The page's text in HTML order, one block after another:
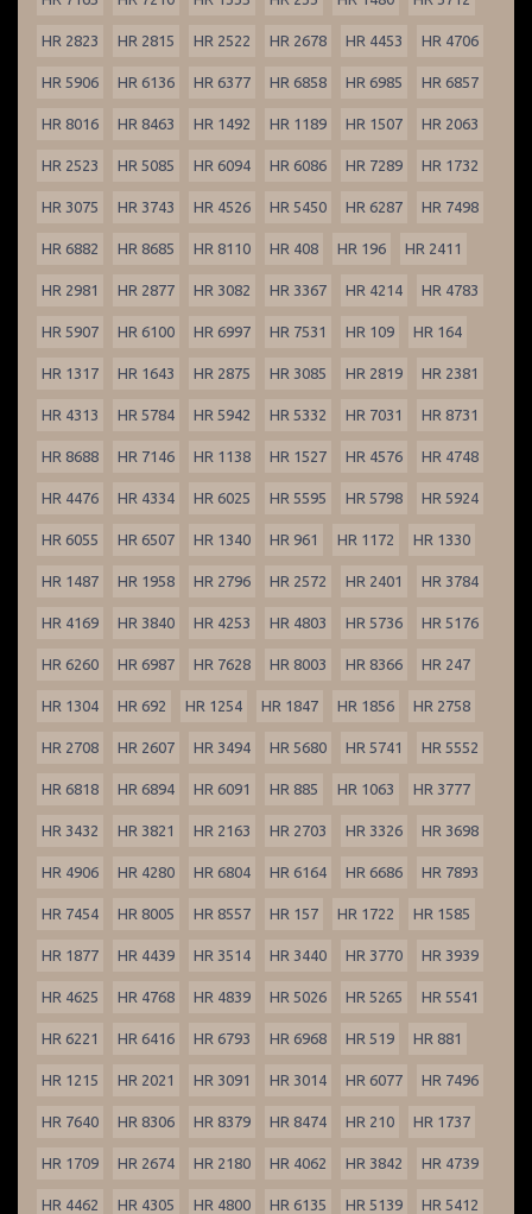
HR 2823 HR 2815 HR 2522 HR 2678 HR 4453 HR 4706
HR 5906 HR 6136 HR 6377 HR 6858 HR 6985 HR 6857
HR 8016 HR 8463 HR 1492 HR 1189 HR 1507 HR 2063
HR 2523 HR 5085 HR 6094 HR 6086 HR 7289 HR 1732
HR 3075 HR 3743 HR 4526 HR 5450 HR 6287 HR 7498
HR 6882 HR 8685 HR 8110 HR 408 HR 196 HR 2411
HR 2981 HR 2877 HR 3082 HR 3367 HR 4214 HR 4783
HR 5907 HR 6100 HR 6997 HR 7531 HR 109 HR 164
HR 1317 HR 1643 HR 2875 HR 3085 HR 2819 HR 2381
HR 4313 HR 5784 HR 5942 HR 5332 HR 7031 HR 8731
HR 8688 HR 7146 HR 1138 HR 1527 HR 4576 HR 4748
HR 4476 HR 4334 HR 6025 HR 5595 HR 5798 HR 5924
HR 6055 HR 6507 HR 1340 HR 961 HR 1172 HR 1330
HR 1487 HR 1958 HR 2796 HR 2572 HR 2401 HR 3784
HR 4169 HR 3840 HR 4253 HR 4803 HR 5736 HR 5176
HR 6260 HR 6987 HR 7628 HR 8003 HR 8366 HR 247
HR 1304 HR 692 HR 1254 HR 1847 HR 1856 HR 2758
HR 2708 HR 2607 HR 3494 HR 5680 HR 5741 HR 5552
HR 6818 HR 6894 HR 6091 HR 885 HR 1063 HR 3777
HR 3432 HR 3821 HR 2163 HR 2703 HR 3326 HR 3698
HR 4906 HR 4280 HR 6804 HR 6164 HR 6686 HR 7893
HR 7454 HR 8005 HR 8557 HR 157 HR 1722 HR 1585
HR 1877 HR 4439 HR 3514 HR 3440 HR 3770 HR 3939
HR 4625 HR 4768 HR 4839 HR 5026 HR 5265 HR 5541
HR 6221 HR 6416 HR 6793 HR 6968 HR 519 HR 881
HR 1215 HR 2021 HR 3091 HR 3014 HR 6077 HR 7496
HR 7640 HR 8306 HR 8379 HR 8474 HR 210 HR 1737
HR 1709 HR 2674 HR 2180 HR 4062 HR 3842 HR 4739
HR 4462 HR 4305 HR 4800 HR 6135 HR 5139 HR 5412